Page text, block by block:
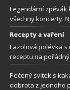
Legendární zpěvák
všechny koncerty.
Recepty a vaření
Fazolová polévka
receptu na
Pečený svítek s
dobrota z jednoho